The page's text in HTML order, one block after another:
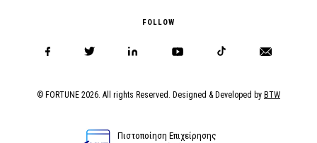
FOLLOW
© FORTUNE 2026. All rights Reserved. Designed & Developed by BTW
Πιστοποίηση Επιχείρησης